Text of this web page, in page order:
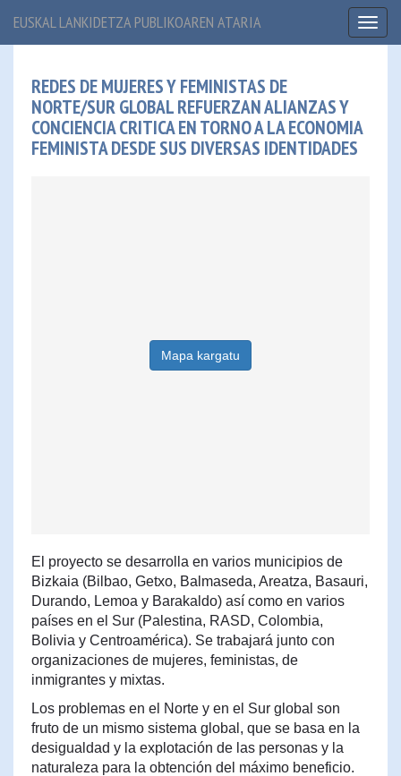
EUSKAL LANKIDETZA PUBLIKOAREN ATARIA
REDES DE MUJERES Y FEMINISTAS DE
NORTE/SUR GLOBAL REFUERZAN ALIANZAS Y
CONCIENCIA CRITICA EN TORNO A LA ECONOMIA
FEMINISTA DESDE SUS DIVERSAS IDENTIDADES
Mapa kargatu
El proyecto se desarrolla en varios municipios de
Bizkaia (Bilbao, Getxo, Balmaseda, Areatza, Basauri,
Durando, Lemoa y Barakaldo) así como en varios
países en el Sur (Palestina, RASD, Colombia,
Bolivia y Centroamérica). Se trabajará junto con
organizaciones de mujeres, feministas, de
inmigrantes y mixtas.
Los problemas en el Norte y en el Sur global son
fruto de un mismo sistema global, que se basa en la
desigualdad y la explotación de las personas y la
naturaleza para la obtención del máximo beneficio.